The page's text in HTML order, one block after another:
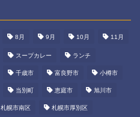
8月 9月 10月 11月
スープカレー ランチ
千歳市 富良野市 小樽市
当別町 恵庭市 旭川市
札幌市南区 札幌市厚別区